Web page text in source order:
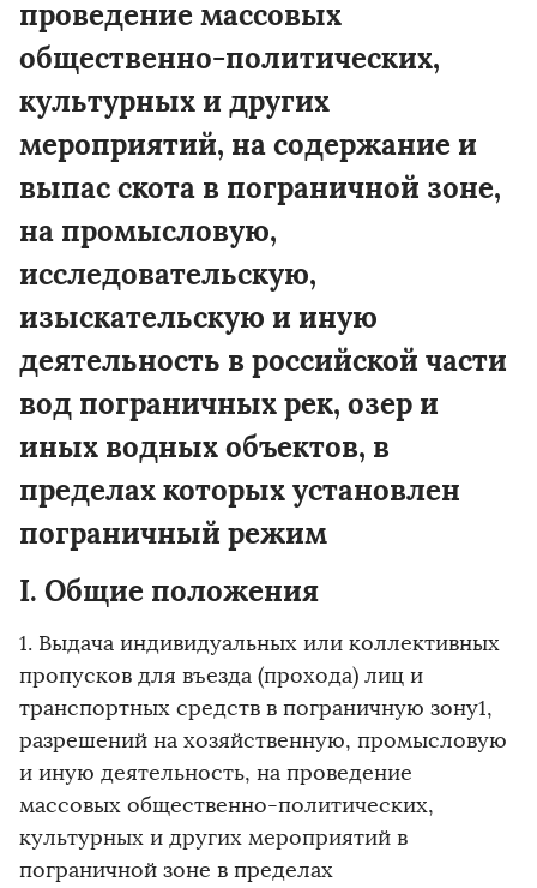
проведение массовых
общественно-политических,
культурных и других
мероприятий, на содержание и
выпас скота в пограничной зоне,
на промысловую,
исследовательскую,
изыскательскую и иную
деятельность в российской части
вод пограничных рек, озер и
иных водных объектов, в
пределах которых установлен
пограничный режим
I. Общие положения
1. Выдача индивидуальных или коллективных
пропусков для въезда (прохода) лиц и
транспортных средств в пограничную зону1,
разрешений на хозяйственную, промысловую
и иную деятельность, на проведение
массовых общественно-политических,
культурных и других мероприятий в
пограничной зоне в пределах